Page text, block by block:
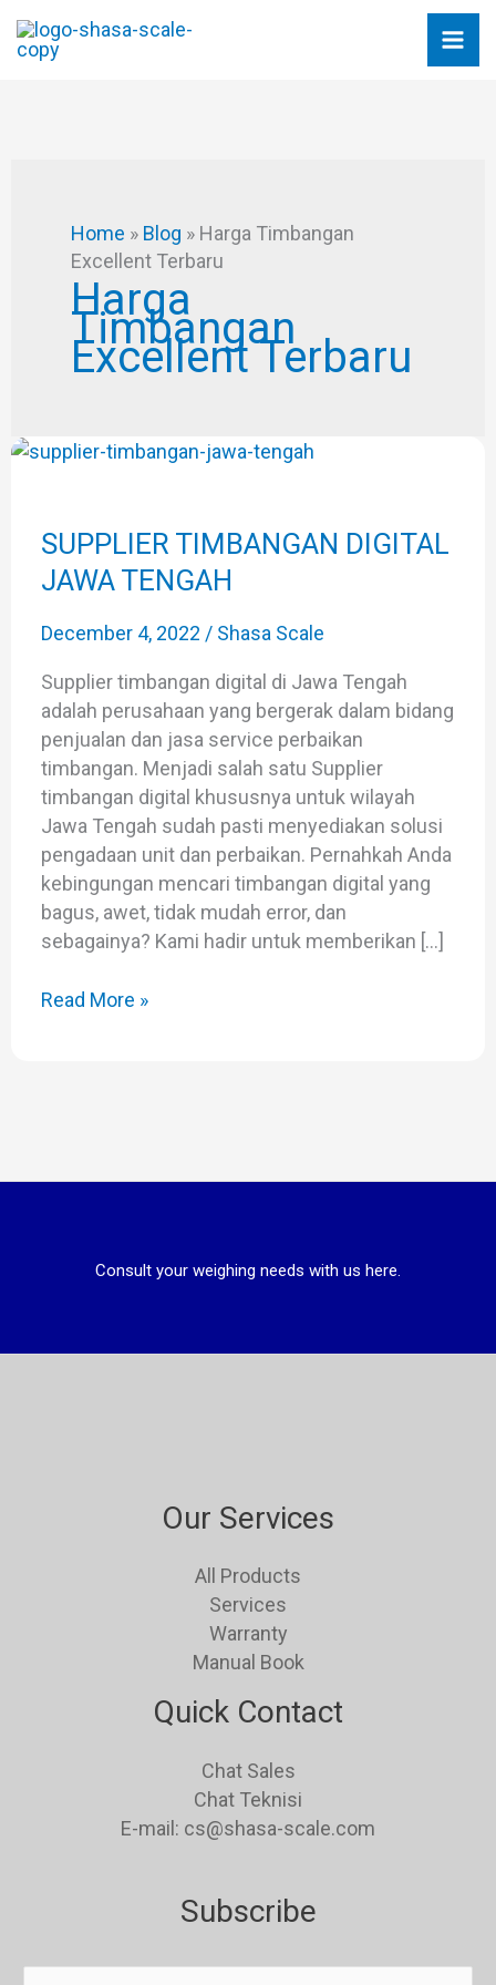
Home » Blog » Harga Timbangan
Excellent Terbaru
Harga
Timbangan
Excellent Terbaru
SUPPLIER TIMBANGAN DIGITAL
JAWA TENGAH
December 4, 2022 / Shasa Scale
Supplier timbangan digital di Jawa Tengah
adalah perusahaan yang bergerak dalam bidang
penjualan dan jasa service perbaikan
timbangan. Menjadi salah satu Supplier
timbangan digital khususnya untuk wilayah
Jawa Tengah sudah pasti menyediakan solusi
pengadaan unit dan perbaikan. Pernahkah Anda
kebingungan mencari timbangan digital yang
bagus, awet, tidak mudah error, dan
sebagainya? Kami hadir untuk memberikan […]
SUPPLIER
JAWA
TENGAH
Read More »
Consult your weighing needs with us here.
Our Services
All Products
Services
Warranty
Manual Book
Quick Contact
Chat Sales
Chat Teknisi
E-mail: cs@shasa-scale.com
Subscribe